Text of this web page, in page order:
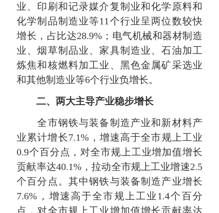
业、印刷和记录媒介复制业和化学原料和
化学制品制造业等11个行业呈两位数较快
增长，占比达28.9%；电气机械和器材制造
业、烟草制品业、家具制造业、石油加工
炼焦和核燃料加工业、黑色金属矿采选业
和其他制造业等6个行业负增长。
二、两大主导产业稳步增长
全市钢铁与装备制造产业和新材料产
业累计增长7.1%，增速高于全市规上工业
0.9个百分点，对全市规上工业增加值增长
贡献率达40.1%，拉动全市规上工业增速2.5
个百分点。其中钢铁与装备制造产业增长
7.6%，增速高于全市规上工业1.4个百分
点，对全市规上工业增加值增长贡献率达